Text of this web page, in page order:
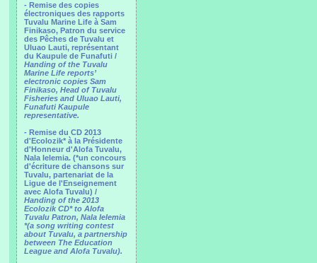
- Remise des copies
électroniques des rapports
Tuvalu Marine Life à Sam
Finikaso, Patron du service
des Pêches de Tuvalu et
Uluao Lauti, représentant
du Kaupule de Funafuti /
Handing of the Tuvalu
Marine Life reports’
electronic copies Sam
Finikaso, Head of Tuvalu
Fisheries and Uluao Lauti,
Funafuti Kaupule
representative.
- Remise du CD 2013
d'Ecolozik* à la Présidente
d'Honneur d'Alofa Tuvalu,
Nala Ielemia. (*un concours
d'écriture de chansons sur
Tuvalu, partenariat de la
Ligue de l'Enseignement
avec Alofa Tuvalu) /
Handing of the 2013
Ecolozik CD* to Alofa
Tuvalu Patron, Nala Ielemia
*(a song writing contest
about Tuvalu, a partnership
between The Education
League and Alofa Tuvalu).